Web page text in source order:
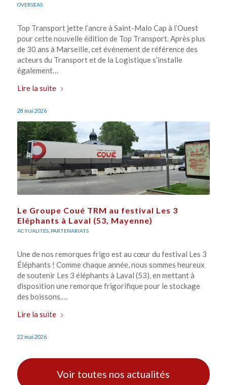
OVERSEAS
Top Transport jette l’ancre à Saint-Malo Cap à l’Ouest
pour cette nouvelle édition de Top Transport. Après plus
de 30 ans à Marseille, cet événement de référence des
acteurs du Transport et de la Logistique s’installe
également…
Lire la suite
28 mai 2026
Le Groupe Coué TRM au festival Les 3
Eléphants à Laval (53, Mayenne)
ACTUALITÉS, PARTENARIATS
Une de nos remorques frigo est au cœur du festival Les 3
Éléphants ! Comme chaque année, nous sommes heureux
de soutenir Les 3 éléphants à Laval (53), en mettant à
disposition une remorque frigorifique pour le stockage
des boissons.…
Lire la suite
22 mai 2026
Voir toutes nos actualités